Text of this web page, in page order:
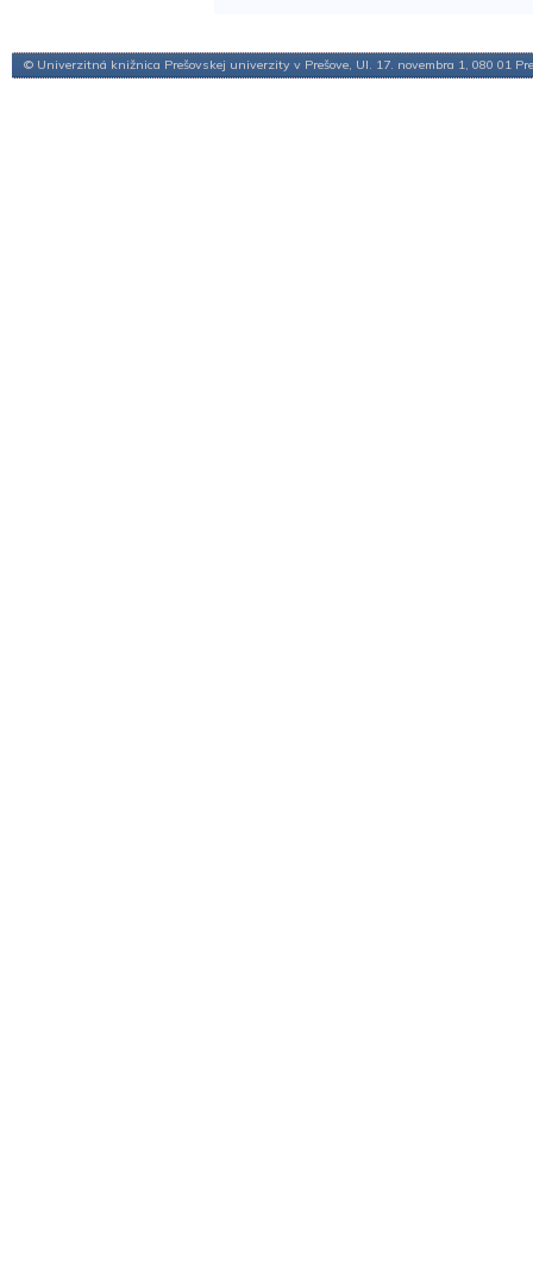
© Univerzitná knižnica Prešovskej univerzity v Prešove, Ul. 17. novembra 1, 080 01